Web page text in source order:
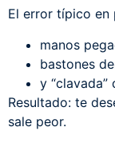
El error típico en
manos
bastones
y
Resultado: te
sale peor.